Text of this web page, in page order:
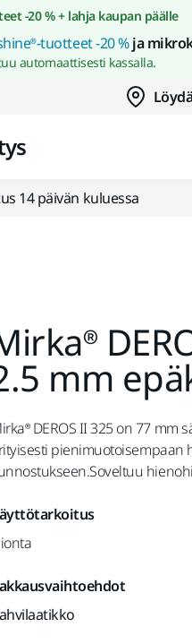
sisältöön
-20 % + lahja kaupan päälle
tuotteet -20 %ja
automaattisesti kassalla.
14 päivän kuluessa
mm
DEROS II 325 on 77
pienimuotoisempaan